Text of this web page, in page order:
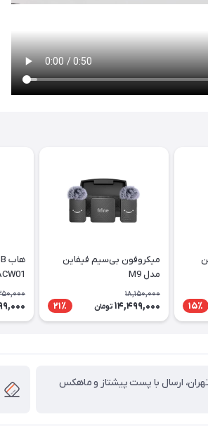
15٪
میکروفون بی‌سیم فیفاین
مدل M9
18,150,000
14,499,000 تومان 21٪
ارسال با پست پیشتاز و ماهکس